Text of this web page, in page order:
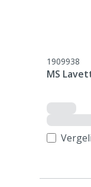
1909938
MS